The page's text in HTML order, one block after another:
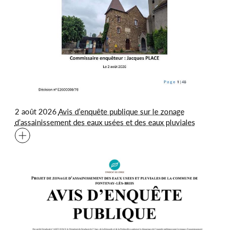
2 août 2026Avis d’enquête publique sur le zonage
d’assainissement des eaux usées et des eaux pluviales